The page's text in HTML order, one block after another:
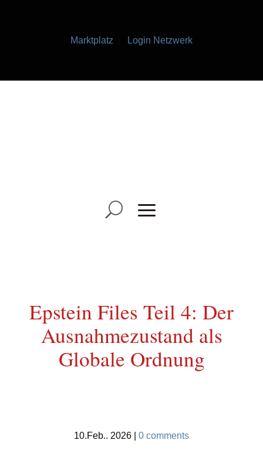
Marktplatz Login Netzwerk
Epstein Files Teil 4: Der
Ausnahmezustand als
Globale Ordnung
10.Feb.. 2026 0 comments